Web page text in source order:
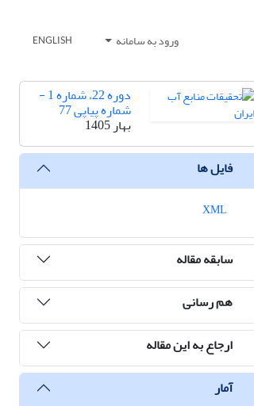
ورود به سامانه ENGLISH
دوره 22، شماره 1 -
شماره پیاپی 77
بهار 1405
فایل ها
سابقه مقاله
هم رسانی
ارجاع به این مقاله
آمار